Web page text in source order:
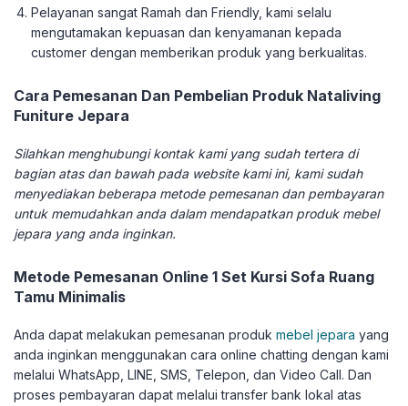
Pelayanan sangat Ramah dan Friendly, kami selalu
mengutamakan kepuasan dan kenyamanan kepada
customer dengan memberikan produk yang berkualitas.
Cara Pemesanan Dan Pembelian Produk Nataliving
Funiture Jepara
Silahkan menghubungi kontak kami yang sudah tertera di
bagian atas dan bawah pada website kami ini, kami sudah
menyediakan beberapa metode pemesanan dan pembayaran
untuk memudahkan anda dalam mendapatkan produk mebel
jepara yang anda inginkan.
Metode Pemesanan Online 1 Set Kursi Sofa Ruang
Tamu Minimalis
Anda dapat melakukan pemesanan produk mebel jepara yang
anda inginkan menggunakan cara online chatting dengan kami
melalui WhatsApp, LINE, SMS, Telepon, dan Video Call. Dan
proses pembayaran dapat melalui transfer bank lokal atas